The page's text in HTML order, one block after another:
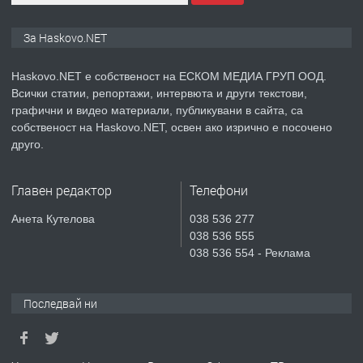
апартамент под наем в кв.
Училищни, гр. Хасково.
преди 16 часа
За Haskovo.NET
Haskovo.NET е собственост на ЕСКОМ МЕДИА ГРУП ООД.
Всички статии, репортажи, интервюта и други текстови,
графични и видео материали, публикувани в сайта, са
собственост на Haskovo.NET, освен ако изрично е посочено
друго.
Главен редактор
Анета Кутелова
Телефони
038 536 277
038 536 555
038 536 554 - Реклама
Последвай ни